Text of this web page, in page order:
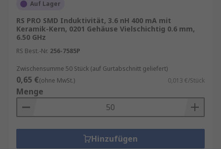
Auf Lager
RS PRO SMD Induktivität, 3.6 nH 400 mA mit
Keramik-Kern, 0201 Gehäuse Vielschichtig 0.6 mm,
6.50 GHz
RS Best.-Nr. 256-7585P
Zwischensumme 50 Stück (auf Gurtabschnitt geliefert)
0,65 €(ohne MwSt.) 0,013 €/Stück
Menge
Hinzufügen